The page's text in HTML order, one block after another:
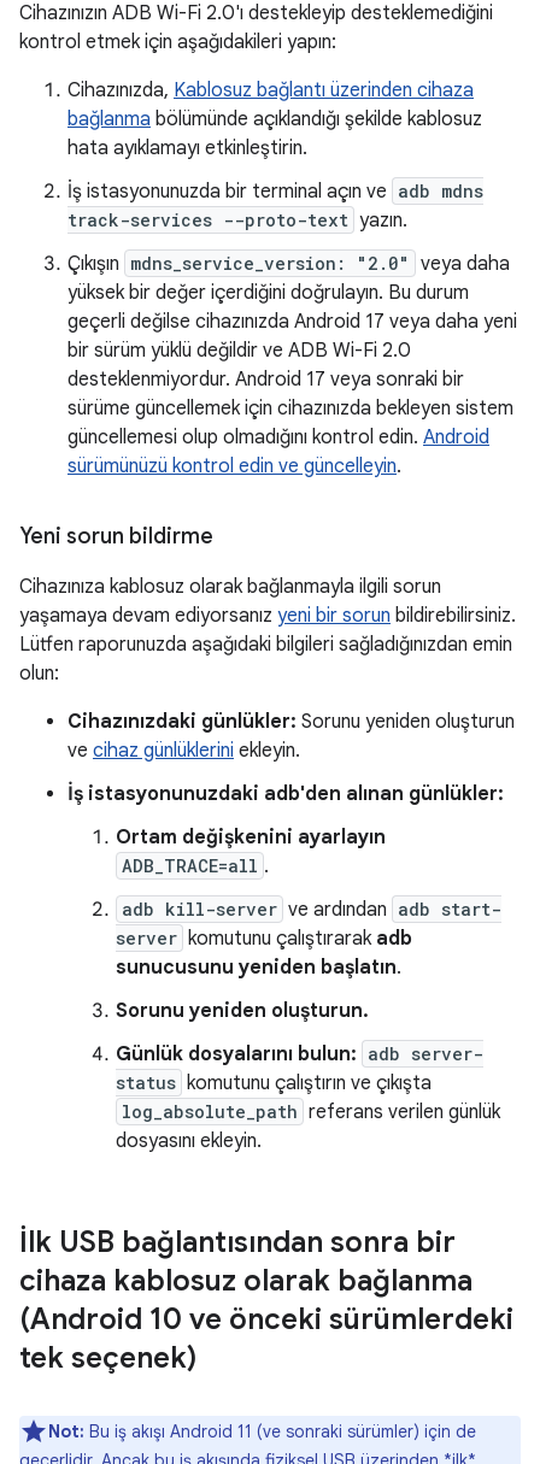
Cihazınızın ADB Wi-Fi 2.0'ı destekleyip desteklemediğini
kontrol etmek için aşağıdakileri yapın:
Cihazınızda, Kablosuz bağlantı üzerinden cihaza
bağlanma bölümünde açıklandığı şekilde kablosuz
hata ayıklamayı etkinleştirin.
İş istasyonunuzda bir terminal açın ve adb mdns
track-services --proto-text yazın.
Çıkışın mdns_service_version: "2.0"
veya daha
yüksek bir değer içerdiğini doğrulayın. Bu durum
geçerli değilse cihazınızda Android 17 veya daha yeni
bir sürüm yüklü değildir ve ADB Wi-Fi 2.0
desteklenmiyordur. Android 17 veya sonraki bir
sürüme güncellemek için cihazınızda bekleyen sistem
güncellemesi olup olmadığını kontrol edin. Android
sürümünüzü kontrol edin ve güncelleyin.
Yeni sorun bildirme
Cihazınıza kablosuz olarak bağlanmayla ilgili sorun
yaşamaya devam ediyorsanız yeni bir sorun bildirebilirsiniz.
Lütfen raporunuzda aşağıdaki bilgileri sağladığınızdan emin
olun:
Cihazınızdaki günlükler: Sorunu yeniden oluşturun
ve cihaz günlüklerini ekleyin.
İş istasyonunuzdaki adb'den alınan günlükler:
Ortam değişkenini ayarlayın
ADB_TRACE=all .
adb kill-server ve ardından adb start-
server komutunu çalıştırarak adb
sunucusunu yeniden başlatın.
Sorunu yeniden oluşturun.
Günlük dosyalarını bulun: adb server-
status komutunu çalıştırın ve çıkışta
log_absolute_path referans verilen günlük
dosyasını ekleyin.
İlk USB bağlantısından sonra bir
cihaza kablosuz olarak bağlanma
(Android 10 ve önceki sürümlerdeki
tek seçenek)
Not: Bu iş akışı Android 11 (ve sonraki sürümler) için de